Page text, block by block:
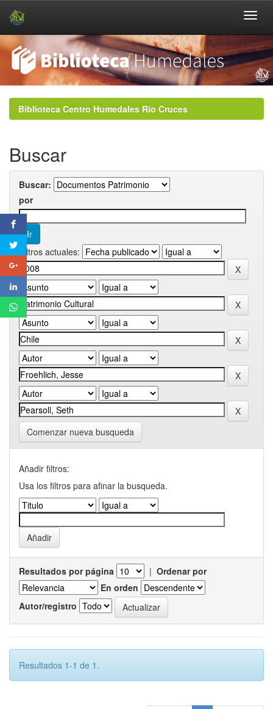
navigationBiblioteca Centro Humedales Río Cruces
Buscar
Buscar:
por
Filtros actuales:
Comenzar nueva busqueda
Añadir filtros:
Usa los filtros para afinar la busqueda.
Resultados por página | Ordenar por
En orden
Autor/registro
Resultados 1-1 de 1.